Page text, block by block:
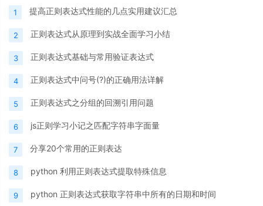
1 提高正则表达式性能的几点实用建议汇总
2 正则表达式从原理到实战全面学习小结
3 正则表达式基础与常用验证表达式
4 正则表达式中问号(?)的正确用法详解
5 正则表达式之分组的回溯引用问题
6 js正则学习小记之匹配字符串字面量
7 分享20个常用的正则表达
8 python 利用正则表达式提取特殊信息
9 python 正则表达式获取字符串中所有的日期和时间